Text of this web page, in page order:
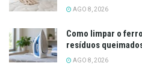
AGO 8, 2026
Como limpar o
resíduos
AGO 8, 2026